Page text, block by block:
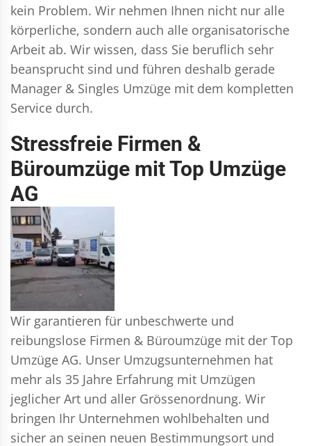
kein Problem. Wir nehmen Ihnen nicht nur alle
körperliche, sondern auch alle organisatorische
Arbeit ab. Wir wissen, dass Sie beruflich sehr
beansprucht sind und führen deshalb gerade
Manager & Singles Umzüge mit dem kompletten
Service durch.
Stressfreie Firmen &
Büroumzüge mit Top Umzüge
AG
Wir garantieren für unbeschwerte und
reibungslose Firmen & Büroumzüge mit der Top
Umzüge AG. Unser Umzugsunternehmen hat
mehr als 35 Jahre Erfahrung mit Umzügen
jeglicher Art und aller Grössenordnung. Wir
bringen Ihr Unternehmen wohlbehalten und
sicher an seinen neuen Bestimmungsort und